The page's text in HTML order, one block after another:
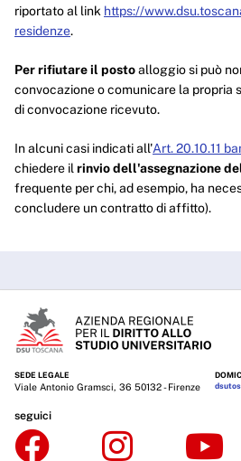
riportato al link https://
residenze.
Per rifiutare il postoalloggio si può
convocazione o comunicare la propria
di convocazione ricevuto.
In alcuni casi indicati all'Art. 20.10.11
chiedere ilrinvio dell'assegnazione
frequente per chi, ad esempio, ha
concludere un contratto di affitto).
SEDE LEGALE
Viale Antonio Gramsci, 36 50132 - Firenze
seguici